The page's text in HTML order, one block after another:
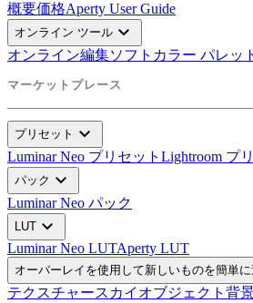
概要価格Aperty User Guide
オンライン ツール expand_more
オンライン編集ソフト カラー パレッ
マーケットプレース
プリセット expand_more
Luminar Neo プリセット Lightroom プ
パック expand_more
Luminar Neo パック
LUT expand_more
Luminar Neo LUTAperty LUT
オーバーレイを使用して新しいものを簡単に
テクスチャースカイオブジェクト 背